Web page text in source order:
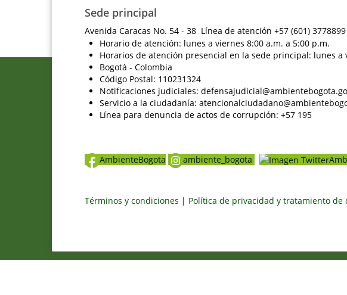
Sede principal
Avenida Caracas No. 54 - 38 Línea de atención +57 (601) 3778899
Horario de atención: lunes a viernes 8:00 a.m. a 5:00 p.m.
Horarios de atención presencial en la sede principal: lunes
Bogotá - Colombia
Código Postal: 110231324
Notificaciones judiciales:
Servicio a la ciudadanía:
Línea para denuncia de actos de corrupción: +57 195
AmbienteBogota ambiente_bogota
Términos y condiciones | Política de privacidad y tratamiento de